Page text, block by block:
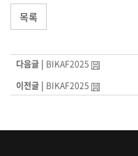
목록
다음글 | BIKAF2025
이전글 | BIKAF2025